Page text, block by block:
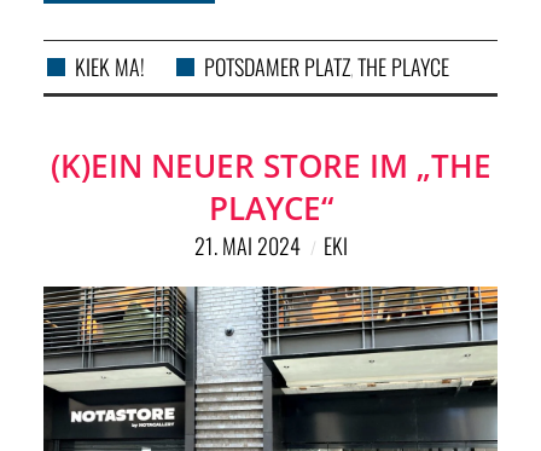
KIEK MA! POTSDAMER PLATZ,THE PLAYCE
(K)EIN NEUER STORE IM „THE
PLAYCE“
21. MAI 2024 EKI